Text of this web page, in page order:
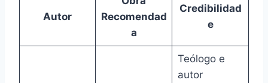
Autor
Recomendad
a
Credibilidad
e
Teólogo e
autor